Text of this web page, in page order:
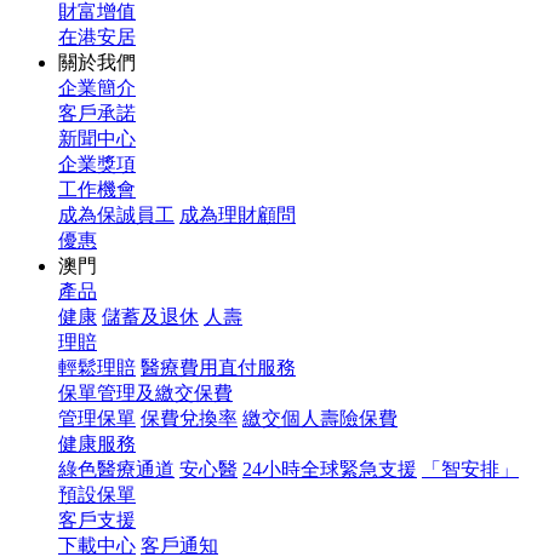
財富增值
在港安居
關於我們
企業簡介
客戶承諾
新聞中心
企業獎項
工作機會
成為保誠員工 成為理財顧問
優惠
澳門
產品
健康 儲蓄及退休 人壽
理賠
輕鬆理賠 醫療費用直付服務
保單管理及繳交保費
管理保單 保費兌換率 繳交個人壽險保費
健康服務
綠色醫療通道 安心醫 24小時全球緊急支援
「智安排」
預設保單
客戶支援
下載中心 客戶通知